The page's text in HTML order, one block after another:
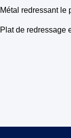
Métal redressant le
Plat de redressage